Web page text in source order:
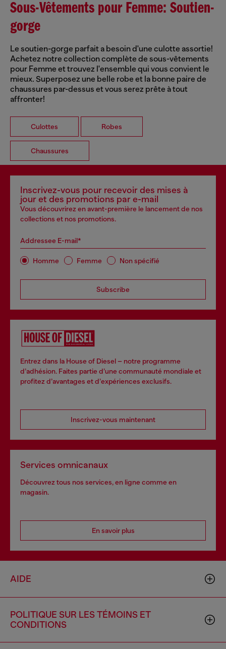
Sous-Vêtements pour Femme: Soutien-
gorge
Le soutien-gorge parfait a besoin d'une culotte assortie!
Achetez notre collection complète de sous-vêtements
pour Femme et trouvez l'ensemble qui vous convient le
mieux. Superposez une belle robe et la bonne paire de
chaussures par-dessus et vous serez prête à tout
affronter!
Culottes Robes
Chaussures
Inscrivez-vous pour recevoir des mises à
jour et des promotions par e-mail
Vous découvrirez en avant-première le lancement de nos
collections et nos promotions.
Addressee E-mail*
Homme Femme Non spécifié
Subscribe
Entrez dans la House of Diesel – notre programme
d’adhésion. Faites partie d’une communauté mondiale et
profitez d’avantages et d’expériences exclusifs.
Inscrivez-vous maintenant
Services omnicanaux
Découvrez tous nos services, en ligne comme en
magasin.
En savoir plus
AIDE
POLITIQUE SUR LES TÉMOINS ET
CONDITIONS